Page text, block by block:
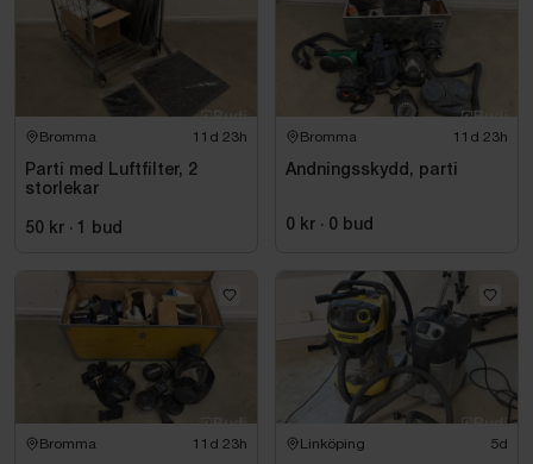
Bromma 11d 23h
Parti med Luftfilter, 2
storlekar
50 kr · 1 bud
Bromma 11d 23h
Andningsskydd, parti
0 kr · 0 bud
Bromma 11d 23h Linköping 5d